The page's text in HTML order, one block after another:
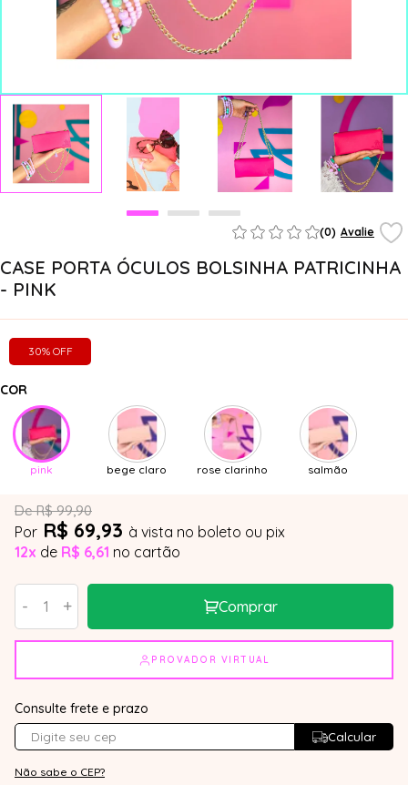
(0) Avalie
CASE PORTA ÓCULOS BOLSINHA PATRICINHA
- PINK
30% OFF
COR
pink bege claro rose clarinho salmão
De R$ 99,90
Por R$ 69,93 à vista no boleto ou pix
12x de R$ 6,61 no cartão
- + Comprar
PROVADOR VIRTUAL
Consulte frete e prazo
Calcular
Não sabe o CEP?